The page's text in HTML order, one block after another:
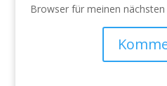
Browser für meinen